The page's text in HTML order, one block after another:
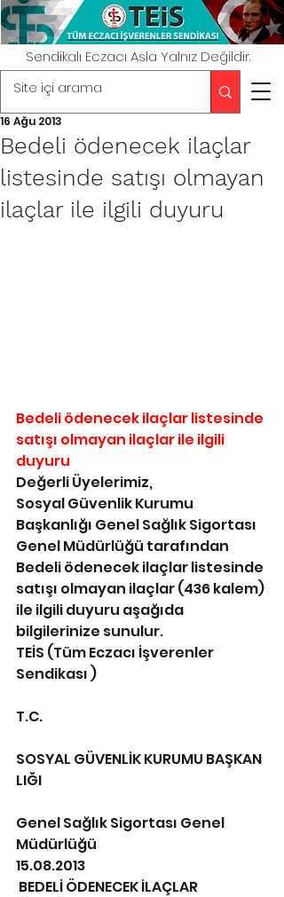
Sendikalı Eczacı Asla Yalnız Değildir.
Bedeli ödenecek ilaçlar
listesinde satışı olmayan
ilaçlar ile ilgili duyuru
16 Ağu 2013
Bedeli ödenecek ilaçlar listesinde
satışı olmayan ilaçlar ile ilgili
duyuru
Değerli Üyelerimiz,
Sosyal Güvenlik Kurumu
Başkanlığı Genel Sağlık Sigortası
Genel Müdürlüğü tarafından
Bedeli ödenecek ilaçlar listesinde
satışı olmayan ilaçlar (436 kalem)
ile ilgili duyuru aşağıda
bilgilerinize sunulur.
TEİS (Tüm Eczacı İşverenler
Sendikası )
T.C.
SOSYAL GÜVENLİK KURUMU BAŞKAN
LIĞI
Genel Sağlık Sigortası Genel
Müdürlüğü
15.08.2013